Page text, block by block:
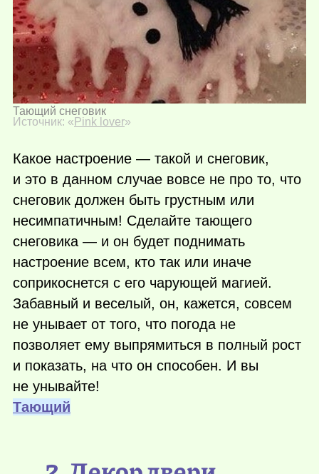
Тающий снеговик
Источник: « Pink lover»
Какое настроение — такой и снеговик,
и это в данном случае вовсе не про то, что
снеговик должен быть грустным или
несимпатичным! Сделайте тающего
снеговика — и он будет поднимать
настроение всем, кто так или иначе
соприкоснется с его чарующей магией.
Забавный и веселый, он, кажется, совсем
не унывает от того, что погода не
позволяет ему выпрямиться в полный рост
и показать, на что он способен. И вы
не унывайте!
Тающий